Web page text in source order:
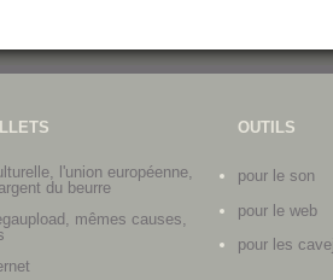
l'union européenne,
du beurre
mêmes causes,
OUTILS
pour le son
pour le web
pour les